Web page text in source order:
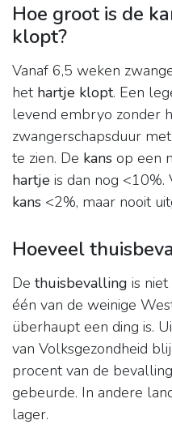
Hoe groot is de
klopt?
Vanaf 6,5 weken
het hartje klopt. Een
levend embryo zonder
zwangerschapsduur
te zien. De kans op een
hartje is dan nog
kans <2%, maar nooit
Hoeveel
De thuisbevalling is
één van de weinige
überhaupt een ding is.
van Volksgezondheid
procent van de
gebeurde. In andere
lager.